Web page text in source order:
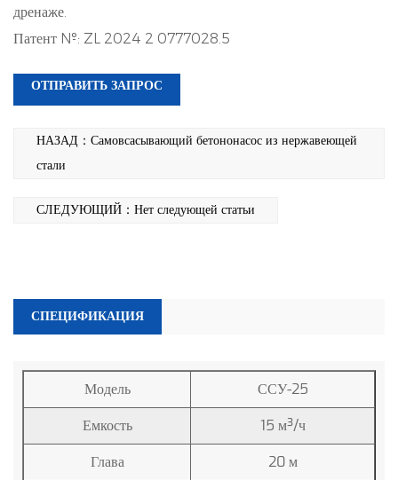
дренаже.
Патент №: ZL 2024 2 0777028.5
ОТПРАВИТЬ ЗАПРОС
НАЗАД：Самовсасывающий бетононасос из нержавеющей
стали
СЛЕДУЮЩИЙ：Нет следующей статьи
СПЕЦИФИКАЦИЯ
Модель
ССУ-25
Емкость
15 м³/ч
Глава
20 м